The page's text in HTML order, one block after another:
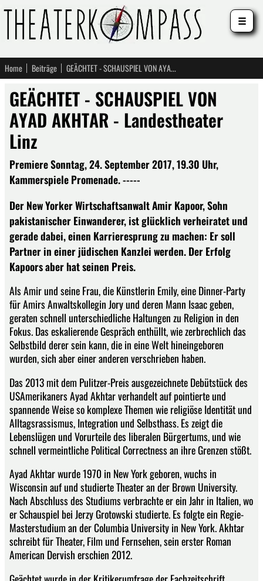
Home Beiträge GEÄCHTET - SCHAUSPIEL VON AYAD AKHTAR - Landestheater Linz
GEÄCHTET - SCHAUSPIEL VON
AYAD AKHTAR - Landestheater
Linz
Premiere Sonntag, 24. September 2017, 19.30 Uhr,
Kammerspiele Promenade. -----
Der New Yorker Wirtschaftsanwalt Amir Kapoor, Sohn
pakistanischer Einwanderer, ist glücklich verheiratet und
gerade dabei, einen Karrieresprung zu machen: Er soll
Partner in einer jüdischen Kanzlei werden. Der Erfolg
Kapoors aber hat seinen Preis.
Als Amir und seine Frau, die Künstlerin Emily, eine Dinner-Party
für Amirs Anwaltskollegin Jory und deren Mann Isaac geben,
geraten schnell unterschiedliche Haltungen zu Religion in den
Fokus. Das eskalierende Gespräch enthüllt, wie zerbrechlich das
Selbstbild derer sein kann, die in eine Welt hineingeboren
wurden, sich aber einer anderen verschrieben haben.
Das 2013 mit dem Pulitzer-Preis ausgezeichnete Debütstück des
USAmerikaners Ayad Akhtar verhandelt auf pointierte und
spannende Weise so komplexe Themen wie religiöse Identität und
Alltagsrassismus, Integration und Selbsthass. Es zeigt die
Lebenslügen und Vorurteile des liberalen Bürgertums, und wie
schnell vermeintliche Political Correctness an ihre Grenzen stößt.
Ayad Akhtar wurde 1970 in New York geboren, wuchs in
Wisconsin auf und studierte Theater an der Brown University.
Nach Abschluss des Studiums verbrachte er ein Jahr in Italien, wo
er Schauspiel bei Jerzy Grotowski studierte. Es folgte ein Regie-
Masterstudium an der Columbia University in New York. Akhtar
schreibt für Theater, Film und Fernsehen, sein erster Roman
American Dervish erschien 2012.
☰